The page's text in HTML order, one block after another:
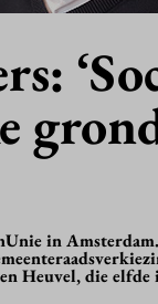
in
Heuvel, die